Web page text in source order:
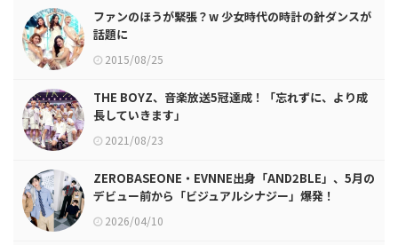
ファンのほうが緊張？w 少女時代の時計の針ダンスが
話題に
2015/08/25
THE BOYZ、音楽放送5冠達成！「忘れずに、より成
長していきます」
2021/08/23
ZEROBASEONE・EVNNE出身「AND2BLE」、5月の
デビュー前から「ビジュアルシナジー」爆発！
2026/04/10